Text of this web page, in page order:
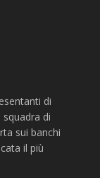
di
di
sui banchi
il più